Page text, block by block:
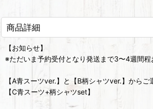
商品詳細
【お知らせ】
※ただいま予約受付となり発送まで3〜4週間程
【A青スーツver.】と【B柄シャツver.】から
【C青スーツ+柄シャツset】